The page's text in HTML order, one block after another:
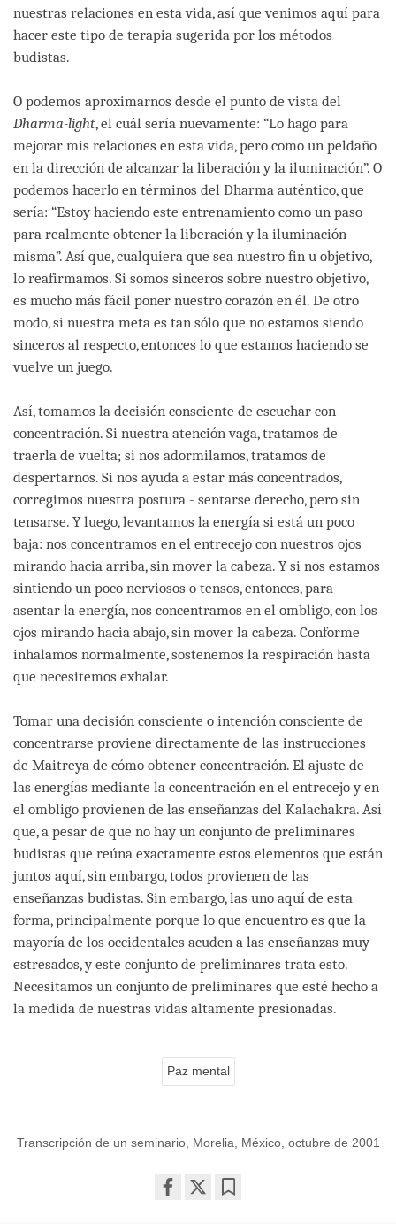
nuestras relaciones en esta vida, así que venimos aquí para
hacer este tipo de terapia sugerida por los métodos
budistas.
O podemos aproximarnos desde el punto de vista del
Dharma-light, el cuál sería nuevamente: “Lo hago para
mejorar mis relaciones en esta vida, pero como un peldaño
en la dirección de alcanzar la liberación y la iluminación”. O
podemos hacerlo en términos del Dharma auténtico, que
sería: “Estoy haciendo este entrenamiento como un paso
para realmente obtener la liberación y la iluminación
misma”. Así que, cualquiera que sea nuestro fin u objetivo,
lo reafirmamos. Si somos sinceros sobre nuestro objetivo,
es mucho más fácil poner nuestro corazón en él. De otro
modo, si nuestra meta es tan sólo que no estamos siendo
sinceros al respecto, entonces lo que estamos haciendo se
vuelve un juego.
Así, tomamos la decisión consciente de escuchar con
concentración. Si nuestra atención vaga, tratamos de
traerla de vuelta; si nos adormilamos, tratamos de
despertarnos. Si nos ayuda a estar más concentrados,
corregimos nuestra postura - sentarse derecho, pero sin
tensarse. Y luego, levantamos la energía si está un poco
baja: nos concentramos en el entrecejo con nuestros ojos
mirando hacia arriba, sin mover la cabeza. Y si nos estamos
sintiendo un poco nerviosos o tensos, entonces, para
asentar la energía, nos concentramos en el ombligo, con los
ojos mirando hacia abajo, sin mover la cabeza. Conforme
inhalamos normalmente, sostenemos la respiración hasta
que necesitemos exhalar.
Tomar una decisión consciente o intención consciente de
concentrarse proviene directamente de las instrucciones
de Maitreya de cómo obtener concentración. El ajuste de
las energías mediante la concentración en el entrecejo y en
el ombligo provienen de las enseñanzas del Kalachakra. Así
que, a pesar de que no hay un conjunto de preliminares
budistas que reúna exactamente estos elementos que están
juntos aquí, sin embargo, todos provienen de las
enseñanzas budistas. Sin embargo, las uno aquí de esta
forma, principalmente porque lo que encuentro es que la
mayoría de los occidentales acuden a las enseñanzas muy
estresados, y este conjunto de preliminares trata esto.
Necesitamos un conjunto de preliminares que esté hecho a
la medida de nuestras vidas altamente presionadas.
Paz mental
Transcripción de un seminario, Morelia, México, octubre de 2001